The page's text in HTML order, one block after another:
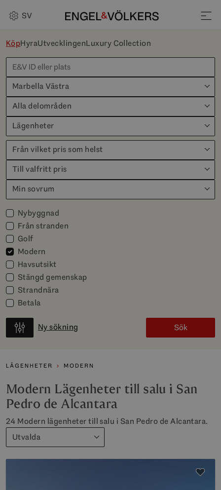
SV
KöpHyraUtvecklingenLuxury Collection
Marbella Västra
Alla delområden
Lägenheter
Från vilket pris som helst
Till valfritt pris
Min sovrum
Nybyggnad
Från stranden
Golf
Modern
Havsutsikt
Stängd gemenskap
Strandnära
Betala
Ny sökning Sök
LÄGENHETER MODERN
Modern Lägenheter till salu i San
Pedro de Alcantara
24 Modern lägenheter till salu i San Pedro de Alcantara.
Utvalda